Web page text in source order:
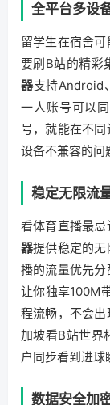
全平台多设
留学生在宿舍
要刷B站的精
器支持Android
一人账号可以
号，就能在不
设备不兼容的问
稳定无限流
看体育直播最
器提供稳定的
播的流量优先
让你独享100M
程流畅，不会
加坡看B站世界
户同步看到进球
数据安全加